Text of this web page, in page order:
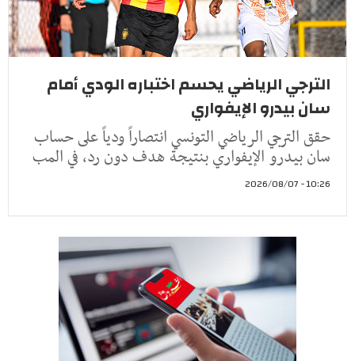
الترجي الرياضي يحسم اختباره الودي أمام
سان بيدرو الإيفواري
حقق الترجي الرياضي التونسي انتصاراً ودياً على حساب
سان بيدرو الإيفواري بنتيجة هدف دون رد، في المب
10:26 - 2026/08/07